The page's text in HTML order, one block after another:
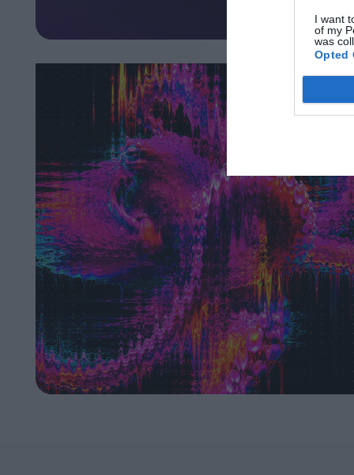
I want
of my
was
Opted